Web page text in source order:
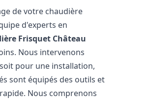
de votre chaudière
d'experts en
Frisquet Château
Nous intervenons
pour une installation,
sont équipés des outils et
Nous comprenons